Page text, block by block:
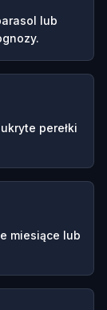
lub
perełki
miesiące lub